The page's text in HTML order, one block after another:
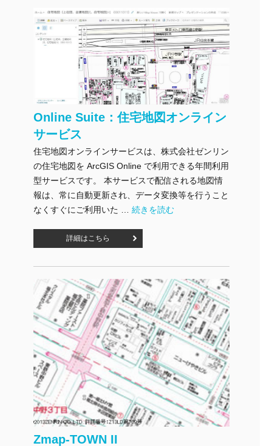
Online Suite：住宅地図オンライン
サービス
住宅地図オンラインサービスは、株式会社ゼンリン
の住宅地図を ArcGIS Online で利用できる年間利用
型サービスです。 本サービスで配信される地図情
報は、常に自動更新され、データ変換等を行うこと
なくすぐにご利用いた … "Online Suite：住宅地図オンライン
続きを読む
詳細はこちら
Zmap-TOWN II